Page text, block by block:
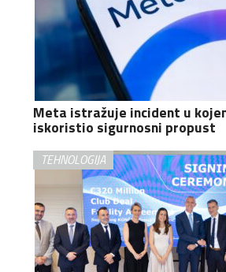
Meta istražuje incident u
iskoristio sigurnosni propust
TEHNOLOGIJA